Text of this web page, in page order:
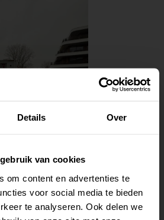
Details Over
van cookies
om content en advertenties te
voor social media te bieden
te analyseren. Ook delen we
extra
nodig?
lease eenvoudig
voor elk